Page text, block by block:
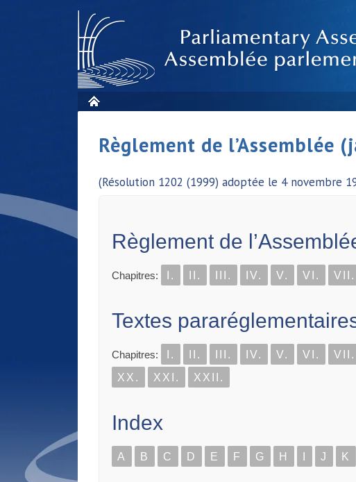
Règlement de l’Assemblée
(Résolution 1202 (1999) adoptée le 4 novembre
Règlement de
Chapitres: I. II. III. IV. V. VI. VII.
Textes
Chapitres: I. II. III. IV. V. VI. VII.
XX.
XXI. XXII.
Index
A B C D E F G H J K